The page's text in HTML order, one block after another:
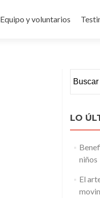
Equipo y voluntarios
LO
niños
El